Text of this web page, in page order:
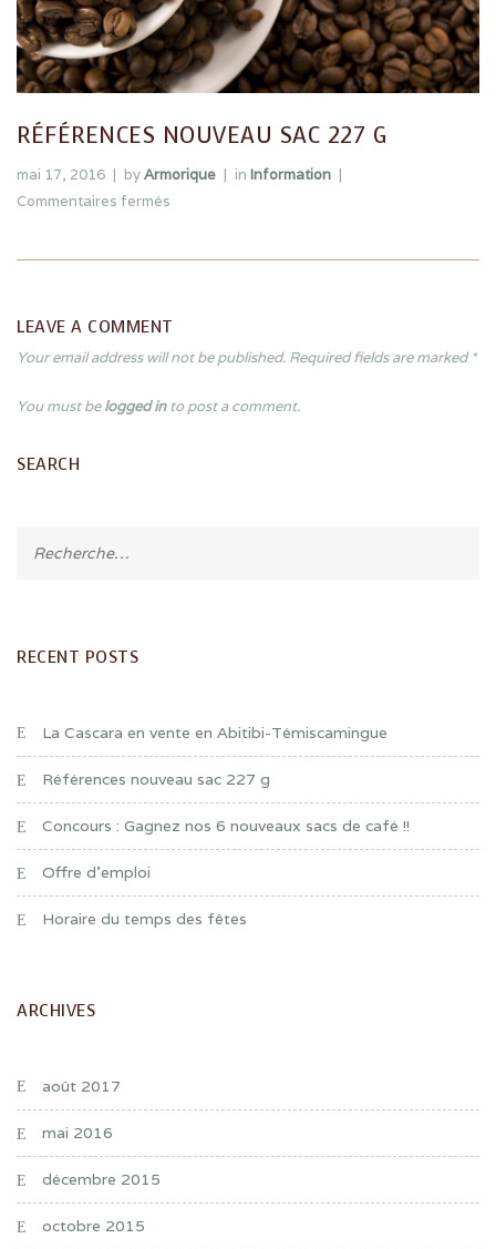
RÉFÉRENCES NOUVEAU SAC 227 G
mai 17, 2016 byArmorique in Information
Commentaires fermés
LEAVE A COMMENT
Your email address will not be published. Required fields are marked *
You must belogged into post a comment.
SEARCH
RECENT POSTS
La Cascara en vente en Abitibi-Témiscamingue
Références nouveau sac 227 g
Concours : Gagnez nos 6 nouveaux sacs de café !!
Offre d’emploi
Horaire du temps des fêtes
ARCHIVES
août 2017
mai 2016
décembre 2015
octobre 2015